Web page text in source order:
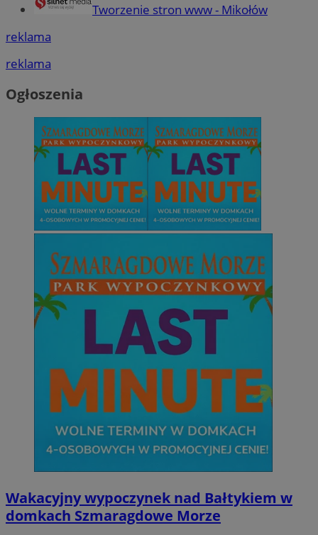
Tworzenie stron www - Mikołów
reklama
reklama
Ogłoszenia
Wakacyjny wypoczynek nad Bałtykiem w
domkach Szmaragdowe Morze